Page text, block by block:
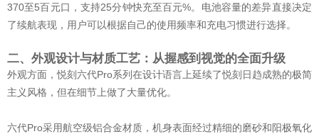
370至5百元口，支持25分钟快充至百元%。电池容量的差异直接决定
了续航表现，用户可以根据自己的使用频率和充电习惯进行选择。
二、外观设计与材质工艺：从握感到视觉的全面升级
外观方面，悦刻六代Pro系列在设计语言上延续了悦刻日趋成熟的极简
主义风格，但在细节上做了大量优化。
六代Pro采用航空级铝合金材质，机身表面经过精细的磨砂和阳极氧化